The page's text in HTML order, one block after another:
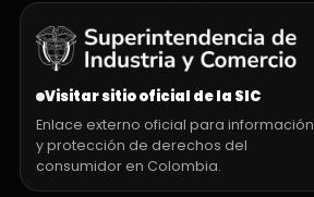
Visitar sitio oficial de la SIC
Enlace externo oficial para información
y protección de derechos del
consumidor en Colombia.